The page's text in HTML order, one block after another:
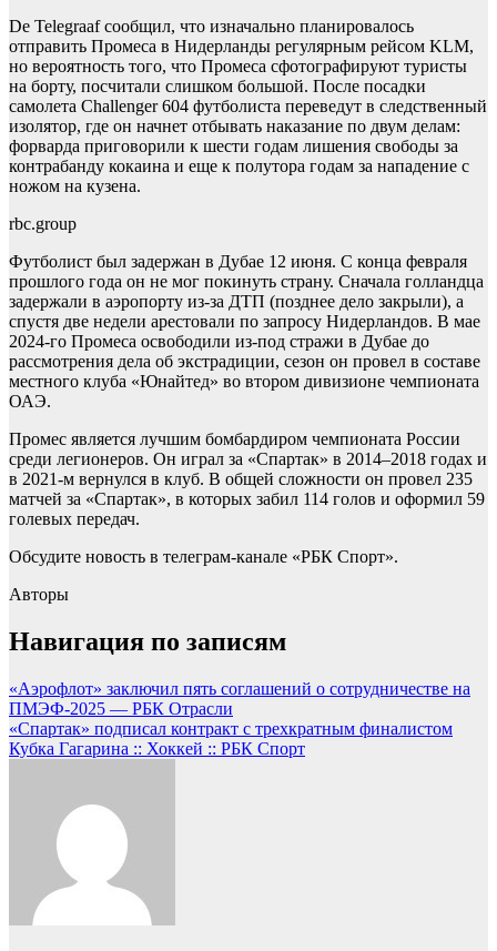
De Telegraaf сообщил, что изначально планировалось
отправить Промеса в Нидерланды регулярным рейсом KLM,
но вероятность того, что Промеса сфотографируют туристы
на борту, посчитали слишком большой. После посадки
самолета Challenger 604 футболиста переведут в следственный
изолятор, где он начнет отбывать наказание по двум делам:
форварда приговорили к шести годам лишения свободы за
контрабанду кокаина и еще к полутора годам за нападение с
ножом на кузена.
rbc.group
Футболист был задержан в Дубае 12 июня. С конца февраля
прошлого года он не мог покинуть страну. Сначала голландца
задержали в аэропорту из-за ДТП (позднее дело закрыли), а
спустя две недели арестовали по запросу Нидерландов. В мае
2024-го Промеса освободили из-под стражи в Дубае до
рассмотрения дела об экстрадиции, сезон он провел в составе
местного клуба «Юнайтед» во втором дивизионе чемпионата
ОАЭ.
Промес является лучшим бомбардиром чемпионата России
среди легионеров. Он играл за «Спартак» в 2014–2018 годах и
в 2021-м вернулся в клуб. В общей сложности он провел 235
матчей за «Спартак», в которых забил 114 голов и оформил 59
голевых передач.
Обсудите новость в телеграм-канале «РБК Спорт».
Авторы
Навигация по записям
«Аэрофлот» заключил пять соглашений о сотрудничестве на
ПМЭФ-2025 — РБК Отрасли
«Спартак» подписал контракт с трехкратным финалистом
Кубка Гагарина :: Хоккей :: РБК Спорт